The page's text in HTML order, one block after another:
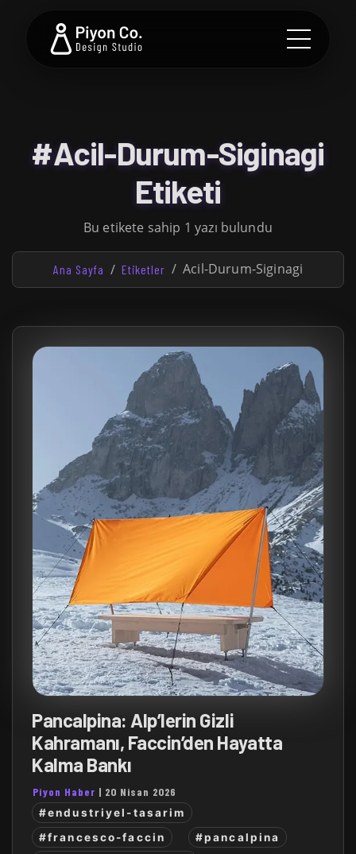
#Acil-Durum-Siginagi
Etiketi
Bu etikete sahip 1 yazı bulundu
Ana Sayfa Etiketler Acil-Durum-Siginagi
Pancalpina: Alp’lerin Gizli
Kahramanı, Faccin’den Hayatta
Kalma Bankı
Piyon Haber | 20 Nisan 2026
#endustriyel-tasarim
#francesco-faccin
#pancalpina